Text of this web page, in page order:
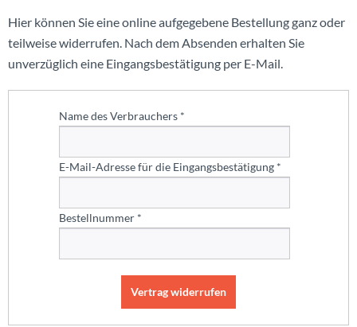
Hier können Sie eine online aufgegebene Bestellung ganz oder
teilweise widerrufen. Nach dem Absenden erhalten Sie
unverzüglich eine Eingangsbestätigung per E-Mail.
Name des Verbrauchers *
E-Mail-Adresse für die Eingangsbestätigung *
Bestellnummer *
Vertrag widerrufen